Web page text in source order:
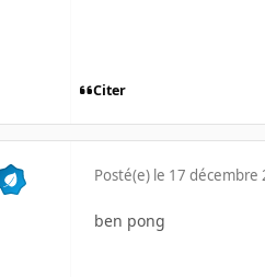
Citer
Posté(e) le 17 décembre
ben pong